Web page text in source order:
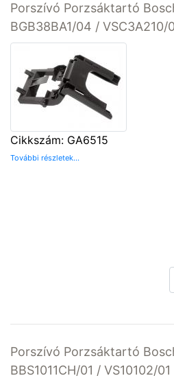
Porszívó Porzsáktartó
BGB38BA1/04 / VSC3A210/
Cikkszám: GA6515
További részletek...
Porszívó Porzsáktartó
BBS1011CH/01 / VS10102/